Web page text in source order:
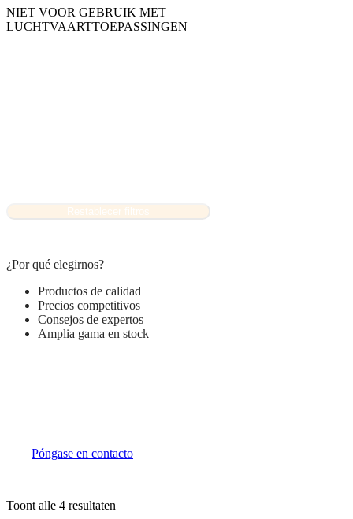
NIET VOOR GEBRUIK MET
LUCHTVAARTTOEPASSINGEN
Restablecer filtros
¿Por qué elegirnos?
Productos de calidad
Precios competitivos
Consejos de expertos
Amplia gama en stock
Póngase en contacto
Toont alle 4 resultaten